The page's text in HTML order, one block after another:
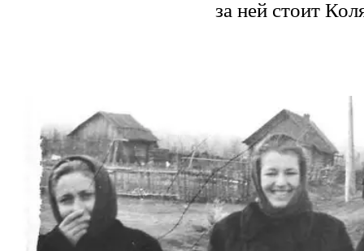
за ней стоит